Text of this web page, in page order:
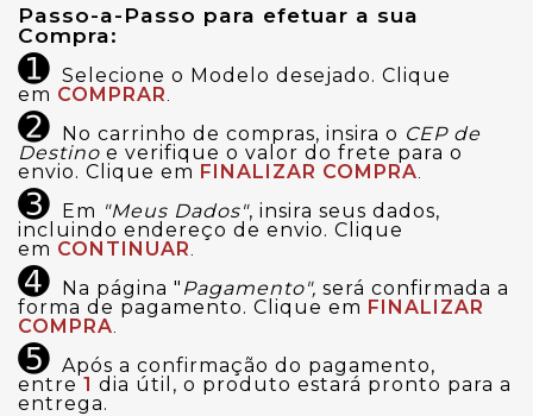
Passo-a-Passo para efetuar a sua
Compra:
➊ Selecione o Modelo desejado. Clique
em COMPRAR
➋ No carrinho de compras, insira o CEP de
Destino e verifique o valor do frete para o
envio. Clique em FINALIZAR COMPRA
➌ Em "Meus Dados", insira seus dados,
incluindo endereço de envio. Clique
em CONTINUAR
➍ Na página " Pagamento", será confirmada a
forma de pagamento. Clique em FINALIZAR
COMPRA
➎ Após a confirmação do pagamento,
entre 1 dia útil, o produto estará pronto para a
entrega.